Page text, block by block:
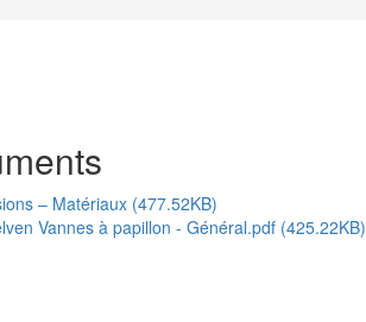
– Matériaux (477.52KB)
Vannes à papillon - Général.pdf (425.22KB)